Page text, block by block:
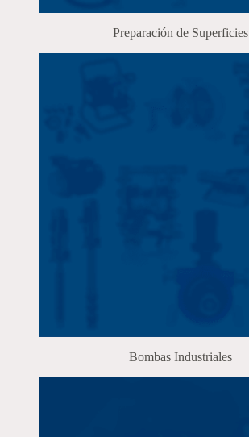
Preparación de Superficies
Bombas Industriales